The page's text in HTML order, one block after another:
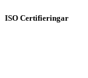
ISO Certifieringar